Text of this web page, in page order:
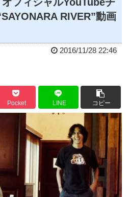
フィシャルYouTubeチ
RIVER”動画
2016/11/28 22:46
Pocket LINE コピー